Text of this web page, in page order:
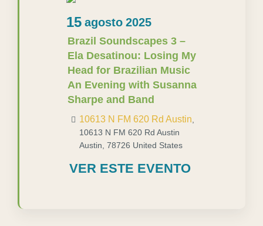
15 agosto 2025
Brazil Soundscapes 3 –
Ela Desatinou: Losing My
Head for Brazilian Music
An Evening with Susanna
Sharpe and Band
10613 N FM 620 Rd Austin
10613 N FM 620 Rd Austin
Austin 78726 United States
VER ESTE EVENTO